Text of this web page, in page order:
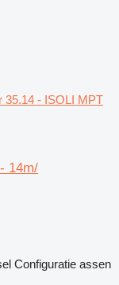
35.14 - ISOLI MPT
14m/
Configuratie assen